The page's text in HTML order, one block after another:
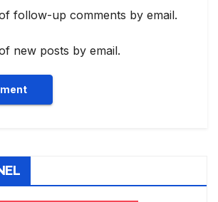
follow-up comments by email.
new posts by email.